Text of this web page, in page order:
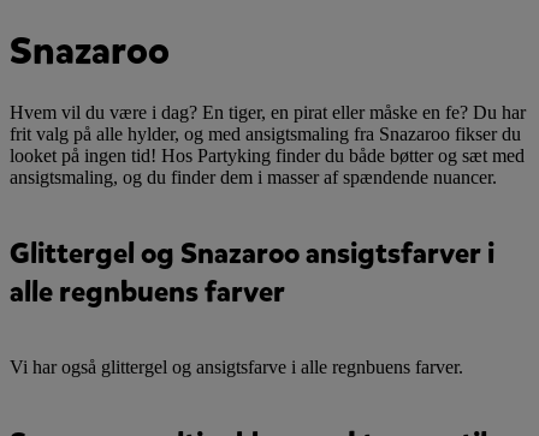
Snazaroo
Hvem vil du være i dag? En tiger, en pirat eller måske en fe? Du har
frit valg på alle hylder, og med ansigtsmaling fra Snazaroo fikser du
looket på ingen tid! Hos Partyking finder du både bøtter og sæt med
ansigtsmaling, og du finder dem i masser af spændende nuancer.
Glittergel og Snazaroo ansigtsfarver i
alle regnbuens farver
Vi har også glittergel og ansigtsfarve i alle regnbuens farver.